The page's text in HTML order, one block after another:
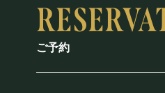
ご予約